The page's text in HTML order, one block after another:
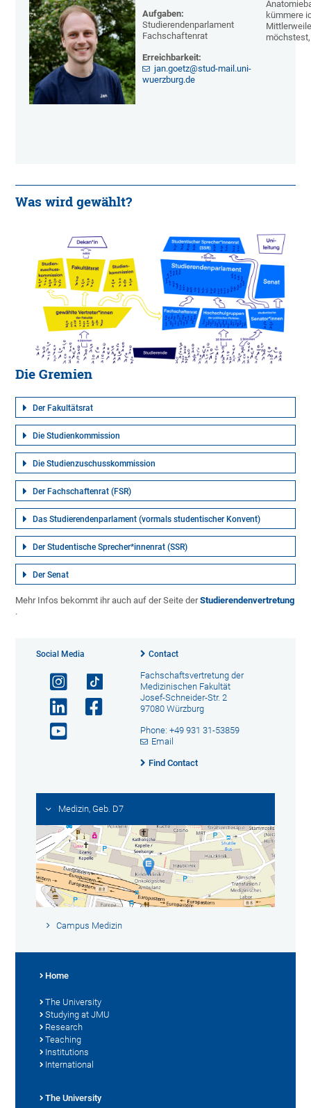
Aufgaben:
Studierendenparlament
Fachschaftenrat
Erreichbarkeit:
jan.goetz@stud-mail.uni-
wuerzburg.de
kümmere
Was wird gewählt?
Die Gremien
Der Fakultätsrat
Die Studienkommission
Die Studienzuschusskommission
Der Fachschaftenrat (FSR)
Das Studierendenparlament (vormals studentischer Konvent)
Der Studentische Sprecher*innenrat (SSR)
Der Senat
Mehr Infos bekommt ihr auch auf der Seite derStudierendenvertretung
.
Social Media Contact
Fachschaftsvertretung der
Medizinischen Fakultät
Josef-Schneider-Str. 2
97080 Würzburg
Phone: +49 931 31-53859
Email
Find Contact
Medizin, Geb. D7
Campus Medizin
Home
The University
Studying at JMU
Research
Teaching
Institutions
International
The University